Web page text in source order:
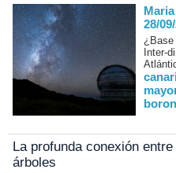
28/
¿Base
Inter-
La profunda conexión
árboles